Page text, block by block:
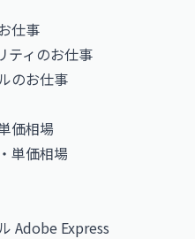
仕事
ティのお仕事
のお仕事
価相場
単価相場
Adobe Express